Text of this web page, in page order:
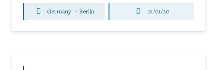
Germany - Berlin 01/01/20